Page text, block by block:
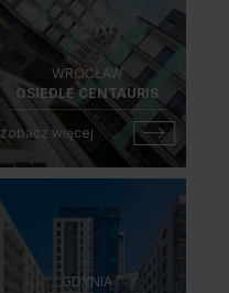
WROCŁAW
OSIEDLE CENTAURIS
zobacz więcej
GDYNIA